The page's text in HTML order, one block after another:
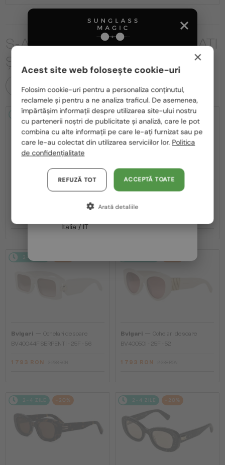
S-AR PUTEA SĂ FIȚI INTERESAȚI
ȘI DE
TOATE PRODUSELE
2-4 ZILE -22%
Ochelari de soare
1 521 RON
2-4 ZILE -20%
Bvlgari—Ochelari de soare
2-4 ZILE
Bvlgari
Ochelari de soare
BV40044F SERPENTI - 25F - 56
1 793 RON
Bvlgari
Ochelari de soare
BV40050I - 25F - 52
1 793 RON
2-4 ZILE -20% 2-4 ZILE -20%
România / RO
Polska / PL
Magyarország / HU
United Arab Emirates / EN
Austria / AT
Germania / DE
Franța / FR
Italia / IT
×
Acest site web folosește cookie-uri
Folosim cookie-uri pentru a personaliza conținutul,
reclamele și pentru a ne analiza traficul. De asemenea,
împărtășim informații despre utilizarea site-ului nostru
cu partenerii noștri de publicitate și analiză, care le pot
combina cu alte informații pe care le-ați furnizat sau pe
care le-au colectat din utilizarea serviciilor lor. Politica
de confidențialitate
ACCEPTĂ TOATE
REFUZĂ TOT
Arată detaliile